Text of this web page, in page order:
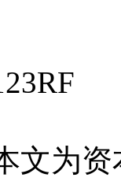
为资